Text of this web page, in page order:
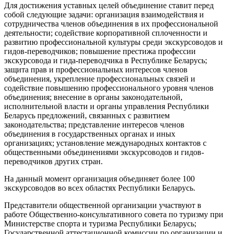
Для достижения уставных целей объединение ставит перед
собой следующие задачи: организация взаимодействия и
сотрудничества членов объединения в их профессиональной
деятельности; содействие корпоративной сплоченности и
развитию профессиональной культуры среди экскурсоводов и
гидов-переводчиков; повышение престижа профессии
экскурсовода и гида-переводчика в Республике Беларусь;
защита прав и профессиональных интересов членов
объединения, укрепление профессиональных связей и
содействие повышению профессионального уровня членов
объединения; внесение в органы законодательной,
исполнительной власти и органы управления Республики
Беларусь предложений, связанных с развитием
законодательства; представление интересов членов
объединения в государственных органах и иных
организациях; установление международных контактов с
общественными объединениями экскурсоводов и гидов-
переводчиков других стран.
На данный момент организация объединяет более 100
экскурсоводов во всех областях Республики Беларусь.
Представители общественной организации участвуют в
работе Общественно-консультативного совета по туризму при
Министерстве спорта и туризма Республики Беларусь;